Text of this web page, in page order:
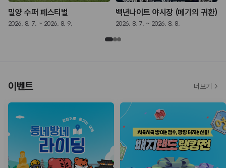
밀양 수퍼 페스티벌
2026. 8. 7. ~ 2026. 8. 9.
백년나이트 야시장 (메기의 귀환)
2026. 8. 7. ~ 2026. 8. 8.
이벤트 더보기